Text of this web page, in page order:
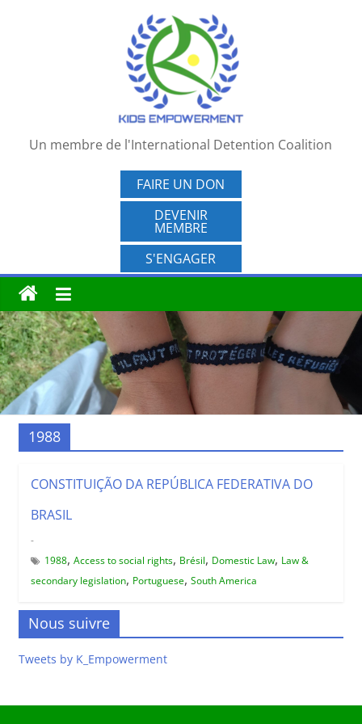
Un membre de l'International Detention Coalition
FAIRE UN DON
DEVENIR
MEMBRE
S'ENGAGER
1988
CONSTITUIÇÃO DA REPÚBLICA FEDERATIVA DO
BRASIL
-
1988, Access to social rights, Brésil, Domestic Law, Law &
secondary legislation, Portuguese, South America
Nous suivre
Tweets by K_Empowerment